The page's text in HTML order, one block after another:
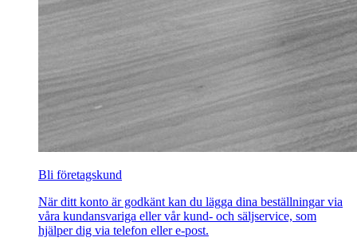
Bli företagskund
När ditt konto är godkänt kan du lägga dina beställningar via
våra kundansvariga eller vår kund- och säljservice, som
hjälper dig via telefon eller e-post.